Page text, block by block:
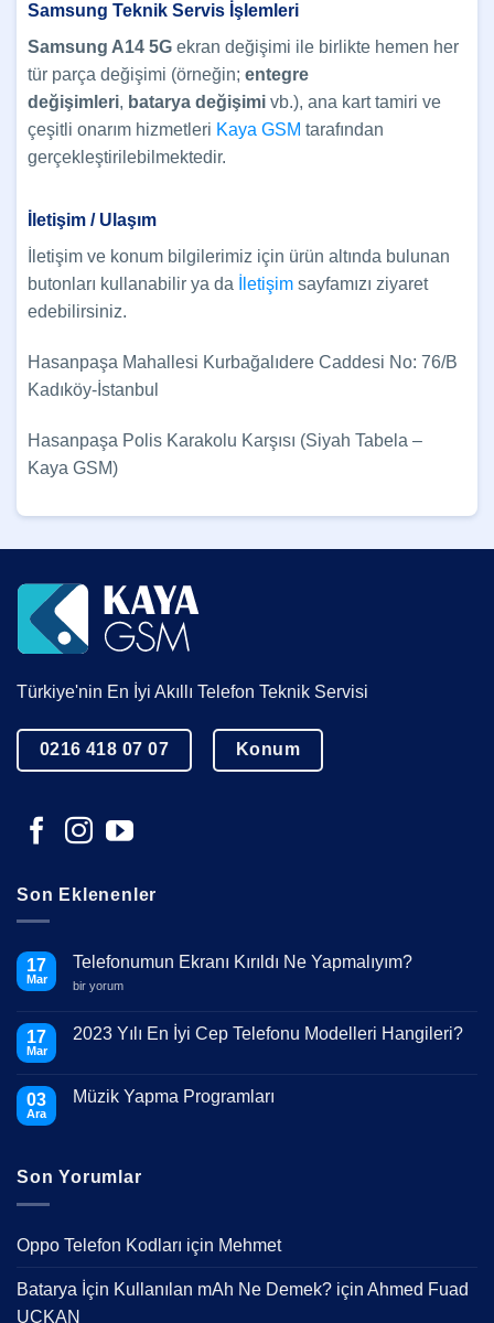
Samsung Teknik Servis İşlemleri
Samsung A14 5G ekran değişimi ile birlikte hemen her
tür parça değişimi (örneğin; entegre
değişimleri, batarya değişimi vb.), ana kart tamiri ve
çeşitli onarım hizmetleri Kaya GSM tarafından
gerçekleştirilebilmektedir.
İletişim / Ulaşım
İletişim ve konum bilgilerimiz için ürün altında bulunan
butonları kullanabilir ya da
İletişim sayfamızı ziyaret
edebilirsiniz.
Hasanpaşa Mahallesi Kurbağalıdere Caddesi No: 76/B
Kadıköy-İstanbul
Hasanpaşa Polis Karakolu Karşısı (Siyah Tabela –
Kaya GSM)
Türkiye'nin En İyi Akıllı Telefon Teknik Servisi
0216 418 07 07 Konum
Son Eklenenler
17
Mar
Telefonumun Ekranı Kırıldı Ne Yapmalıyım?
Telefonumun
Ne
Yapmalıyım?
bir yorum
17
Mar
2023 Yılı En İyi Cep Telefonu Modelleri Hangileri?
Yılı
Modelleri
Hangileri?
03
Ara
Müzik Yapma Programları
Programları
Son Yorumlar
Oppo Telefon Kodları için Mehmet
Batarya İçin Kullanılan mAh Ne Demek? için Ahmed Fuad
UÇKAN